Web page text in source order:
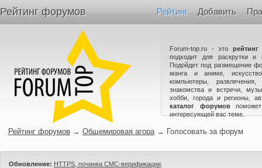
Рейтинг форумов Рейтинг Добавить
Forum-top.ru - это
подходит для раскрутки и
Подойдет под размещение
манга и аниме,
компьютеры,
знакомства и встречи,
хобби, города и регионы,
каталог форумов
интересующей вас теме.
Рейтинг форумов → Общемировая агора → Голосовать за форум
Обновление: HTTPS, починка СМС-верификации